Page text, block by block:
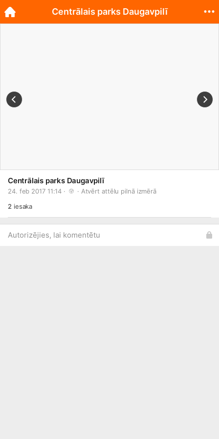
Centrālais parks Daugavpilī
24. feb 2017 11:14 · · Atvērt attēlu pilnā izmērā
2 iesaka
Autorizējies, lai komentētu
Centrālais parks Daugavpilī